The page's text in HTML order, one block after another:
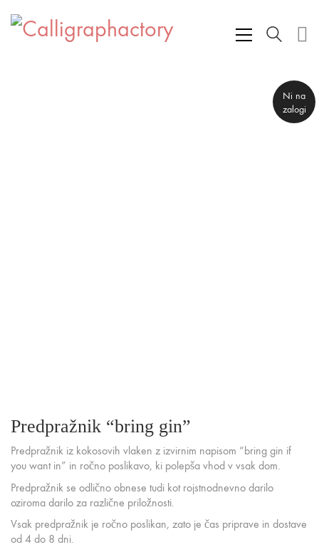
Ni na
zalogi
Predpražnik “bring gin”
Predpražnik iz kokosovih vlaken z izvirnim napisom “bring gin if
you want in” in ročno poslikavo, ki polepša vhod v vsak dom.
Predpražnik se odlično obnese tudi kot rojstnodnevno darilo
oziroma darilo za različne priložnosti.
Vsak predpražnik je ročno poslikan, zato je čas priprave in dostave
od 4 do 8 dni.